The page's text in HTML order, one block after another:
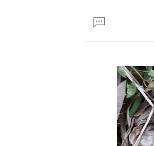
댓
글